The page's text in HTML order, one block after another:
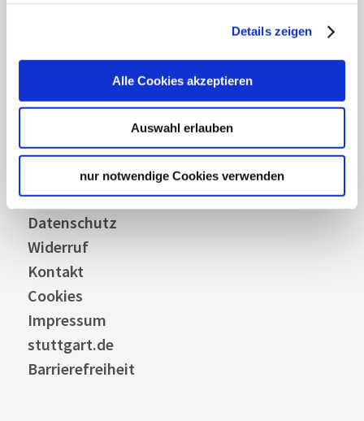
Details zeigen
Alle Cookies akzeptieren
Auswahl erlauben
nur notwendige Cookies verwenden
Stellenangebote
Presse
Stuttgart Convention Bureau
Bilddatenbank
Allgemeine Geschäftsbedingungen
Datenschutz
Widerruf
Kontakt
Cookies
Impressum
stuttgart.de
Barrierefreiheit